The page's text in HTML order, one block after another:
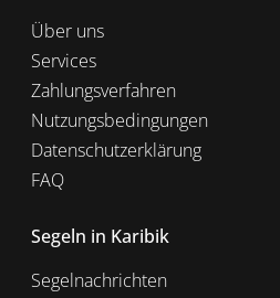
Über uns
Services
Zahlungsverfahren
Nutzungsbedingungen
Datenschutzerklärung
FAQ
Segeln in Karibik
Segelnachrichten